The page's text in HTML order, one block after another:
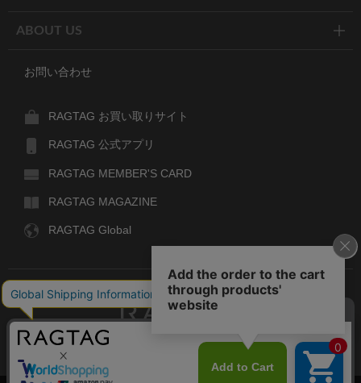
ABOUT US
お問い合わせ
RAGTAG お買い取りサイト
RAGTAG 公式アプリ
RAGTAG MEMBER'S CARD
RAGTAG MAGAZINE
RAGTAG Global
デザイナーズブランドのユーズド・セレクトショップ